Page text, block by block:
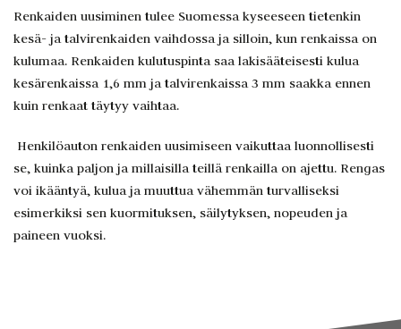
Renkaiden uusiminen tulee Suomessa kyseeseen tietenkin
kesä- ja talvirenkaiden vaihdossa ja silloin, kun renkaissa on
kulumaa. Renkaiden kulutuspinta saa lakisääteisesti kulua
kesärenkaissa 1,6 mm ja talvirenkaissa 3 mm saakka ennen
kuin renkaat täytyy vaihtaa.
Henkilöauton renkaiden uusimiseen vaikuttaa luonnollisesti
se, kuinka paljon ja millaisilla teillä renkailla on ajettu. Rengas
voi ikääntyä, kulua ja muuttua vähemmän turvalliseksi
esimerkiksi sen kuormituksen, säilytyksen, nopeuden ja
paineen vuoksi.